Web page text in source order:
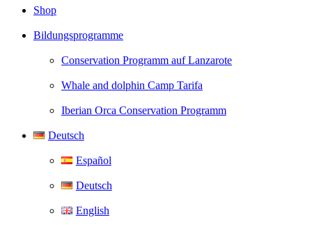
Shop
Bildungsprogramme
Conservation Programm auf Lanzarote
Whale and dolphin Camp Tarifa
Iberian Orca Conservation Programm
Deutsch
Español
Deutsch
English